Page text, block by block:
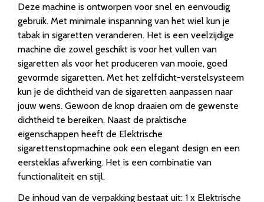
Deze machine is ontworpen voor snel en eenvoudig
gebruik. Met minimale inspanning van het wiel kun je
tabak in sigaretten veranderen. Het is een veelzijdige
machine die zowel geschikt is voor het vullen van
sigaretten als voor het produceren van mooie, goed
gevormde sigaretten. Met het zelfdicht-verstelsysteem
kun je de dichtheid van de sigaretten aanpassen naar
jouw wens. Gewoon de knop draaien om de gewenste
dichtheid te bereiken. Naast de praktische
eigenschappen heeft de Elektrische
sigarettenstopmachine ook een elegant design en een
eersteklas afwerking. Het is een combinatie van
functionaliteit en stijl.
De inhoud van de verpakking bestaat uit: 1 x Elektrische